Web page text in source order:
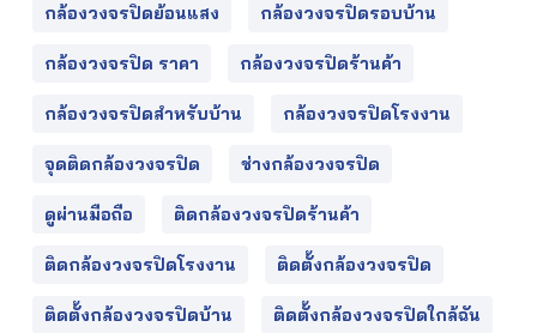
กล้องวงจรปิดย้อนแสง กล้องวงจรปิดรอบบ้าน
กล้องวงจรปิด ราคา กล้องวงจรปิดร้านค้า
กล้องวงจรปิดสำหรับบ้าน กล้องวงจรปิดโรงงาน
จุดติดกล้องวงจรปิด ช่างกล้องวงจรปิด
ดูผ่านมือถือ ติดกล้องวงจรปิดร้านค้า
ติดกล้องวงจรปิดโรงงาน ติดตั้งกล้องวงจรปิด
ติดตั้งกล้องวงจรปิดบ้าน ติดตั้งกล้องวงจรปิดใกล้ฉัน